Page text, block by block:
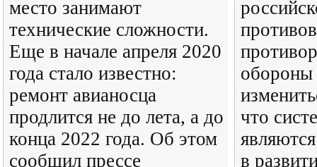
место занимают
технические сложности.
Еще в начале апреля 2020
года стало известно:
ремонт авианосца
продлится не до лета, а до
конца 2022 года. Об этом
сообщил прессе
обороны
что
в